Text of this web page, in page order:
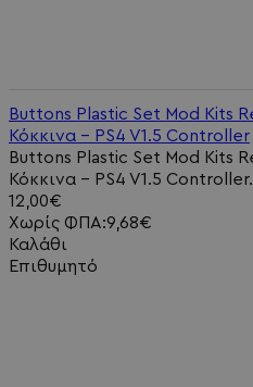
Buttons Plastic Set Mod Kits
Κόκκινα - PS4 V1.5 Controller
Buttons Plastic Set Mod Kits
Κόκκινα - PS4 V1.5
12,00€
Χωρίς ΦΠΑ:9,68€
Καλάθι
Επιθυμητό